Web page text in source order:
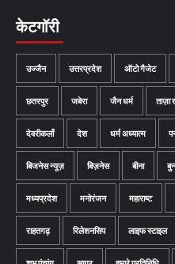
केटगॉरी
उज्जैन उत्तरप्रदेश ऑटो गैजेट
छतरपुर जबेरा जैन धर्म ताज़ा
देवरीकलाँ देश धर्म अध्यात्म
बिजनेस न्यूज़ बिज़नेस बीना
मध्यप्रदेश मनोरंजन महाराष्ट
राहतगढ़ रिलेशनसिप लाइफ स्टाइल